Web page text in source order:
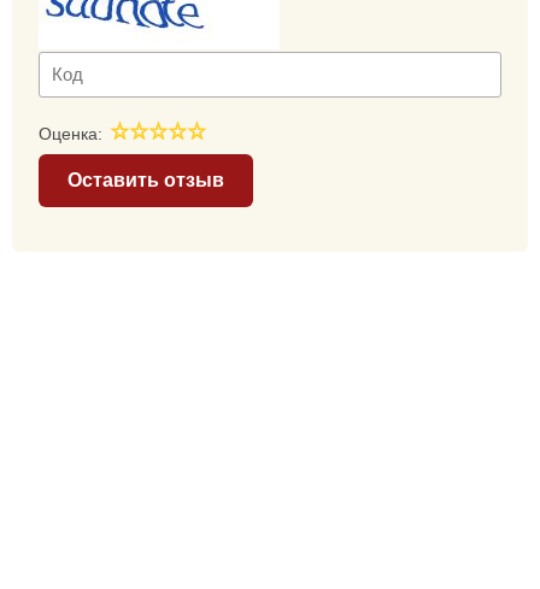
Оценка:
Оставить отзыв